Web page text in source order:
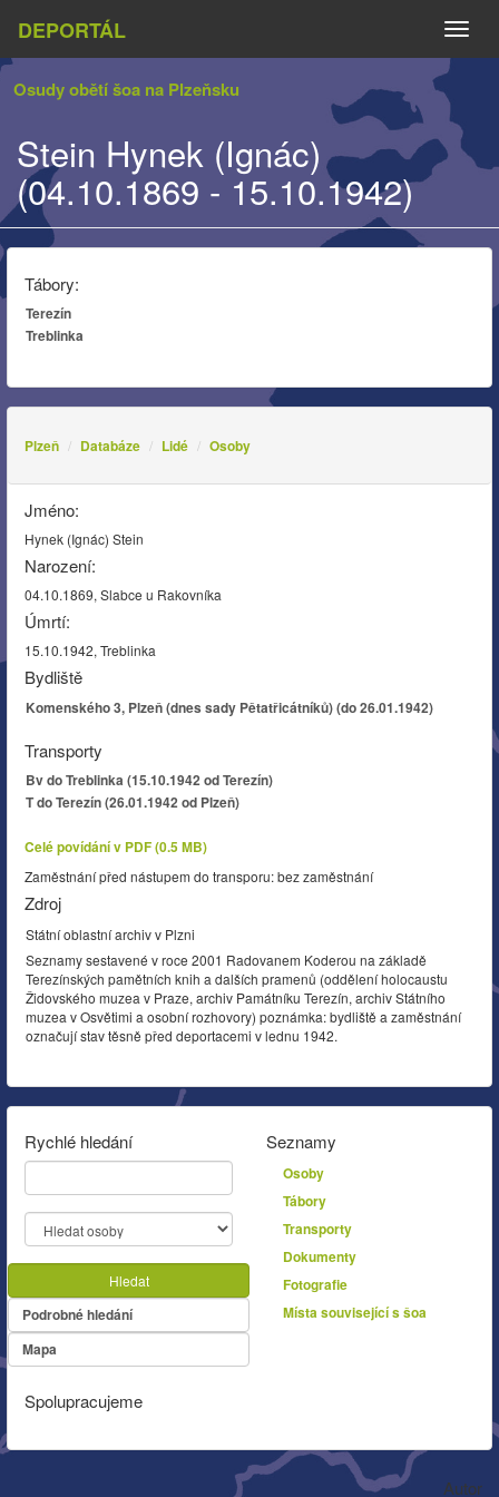
DEPORTÁL
Osudy obětí šoa na Plzeňsku
Stein Hynek (Ignác)
(04.10.1869 - 15.10.1942)
Tábory:
Terezín
Treblinka
Plzeň Databáze Lidé Osoby
Jméno:
Hynek (Ignác) Stein
Narození:
04.10.1869, Slabce u Rakovníka
Úmrtí:
15.10.1942, Treblinka
Bydliště
Komenského 3, Plzeň (dnes sady Pětatřicátníků) (do 26.01.1942)
Transporty
Bv do Treblinka (15.10.1942 od Terezín)
T do Terezín (26.01.1942 od Plzeň)
Celé povídání v PDF (0.5 MB)
Zaměstnání před nástupem do transporu: bez zaměstnání
Zdroj
Státní oblastní archiv v Plzni
Seznamy sestavené v roce 2001 Radovanem Koderou na základě
Terezínských pamětních knih a dalších pramenů (oddělení holocaustu
Židovského muzea v Praze, archiv Památníku Terezín, archiv Státního
muzea v Osvětimi a osobní rozhovory) poznámka: bydliště a zaměstnání
označují stav těsně před deportacemi v lednu 1942.
Rychlé hledání
Hledat
Podrobné hledání
Mapa
Seznamy
Osoby
Tábory
Transporty
Dokumenty
Fotografie
Místa související s šoa
Spolupracujeme
Autor